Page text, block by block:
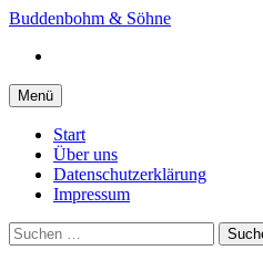
Springe
Inhalt
Buddenbohm & Söhne
Menü
Start
Über uns
Datenschutzerklärung
Impressum
Suchen
nach: